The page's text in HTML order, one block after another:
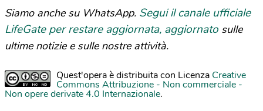
Siamo anche su WhatsApp. Segui il canale ufficiale
LifeGate per restare aggiornata, aggiornato sulle
ultime notizie e sulle nostre attività.
Quest'opera è distribuita con Licenza Creative
Commons Attribuzione - Non commerciale -
Non opere derivate 4.0 Internazionale.